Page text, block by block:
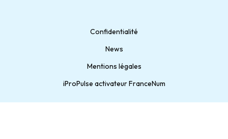
Confidentialité
News
Mentions légales
iProPulse activateur FranceNum